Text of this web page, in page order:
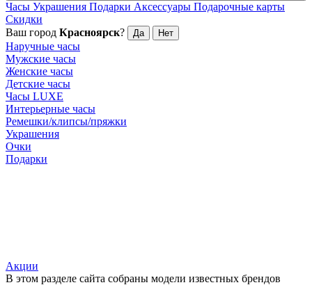
Часы Украшения Подарки Аксессуары Подарочные карты
Скидки
Ваш город Красноярск? Да Нет
Наручные часы
Мужские часы
Женские часы
Детские часы
Часы LUXE
Интерьерные часы
Ремешки/клипсы/пряжки
Украшения
Очки
Подарки
Акции
В этом разделе сайта собраны модели известных брендов